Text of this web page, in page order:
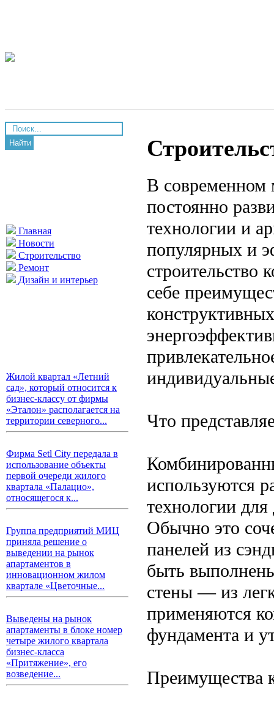
Найти
Главная
Новости
Строительство
Ремонт
Дизайн и интерьер
Жилой квартал «Летний
сад», который относится к
бизнес-классу от фирмы
«Эталон» располагается на
территории северного...
Фирма Setl City передала в
использование объекты
первой очереди жилого
квартала «Палацио»,
относящегося к...
Группа предприятий МИЦ
приняла решение о
выведении на рынок
апартаментов в
инновационном жилом
квартале «Цветочные...
Выведены на рынок
апартаменты в блоке номер
четыре жилого квартала
бизнес-класса
«Притяжение», его
возведение...
В современном
постоянно
технологии и
популярных и
строительство
себе
Что
используются
технологии
Обычно это
панелей из
быть
стены — из
применяются
фундамента и
Преимущества